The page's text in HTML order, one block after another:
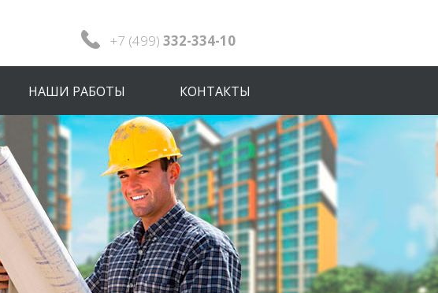
+7 (499) 332-334-10
НАШИ РАБОТЫ КОНТАКТЫ